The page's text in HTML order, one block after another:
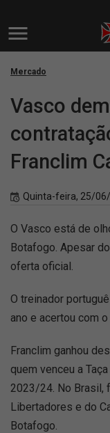
Mercado
Vasco
Franclim
Quinta-feira, 25/
O Vasco está de
Botafogo. Apesar
oferta oficial.
O treinador
ano e acertou com
Franclim ganhou
quem venceu a
2023/24. No Brasil,
Libertadores e do
Botafogo.